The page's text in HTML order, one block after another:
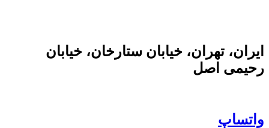
ایران، تهران، خیابان ستارخان، خیابان
رحیمی اصل
واتساپ